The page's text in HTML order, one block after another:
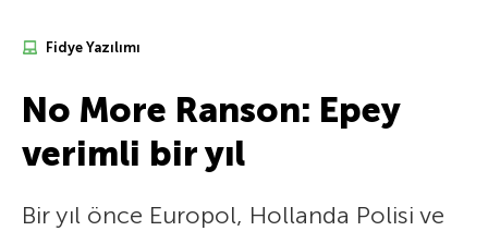
Fidye Yazılımı
No More Ranson: Epey
verimli bir yıl
Bir yıl önce Europol, Hollanda Polisi ve